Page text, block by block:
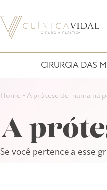
CIRURGIA DAS
Tipos de Tórax
Home -A prótese de mama na
A
Se você pertence a esse